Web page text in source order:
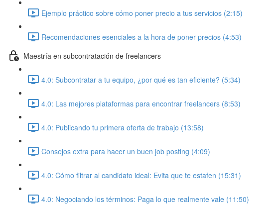
Ejemplo práctico sobre cómo poner precio a tus servicios (2:15)
Recomendaciones esenciales a la hora de poner precios (4:53)
Maestría en subcontratación de freelancers
4.0: Subcontratar a tu equipo, ¿por qué es tan eficiente? (5:34)
4.0: Las mejores plataformas para encontrar freelancers (8:53)
4.0: Publicando tu primera oferta de trabajo (13:58)
Consejos extra para hacer un buen job posting (4:09)
4.0: Cómo filtrar al candidato ideal: Evita que te estafen (15:31)
4.0: Negociando los términos: Paga lo que realmente vale (11:50)